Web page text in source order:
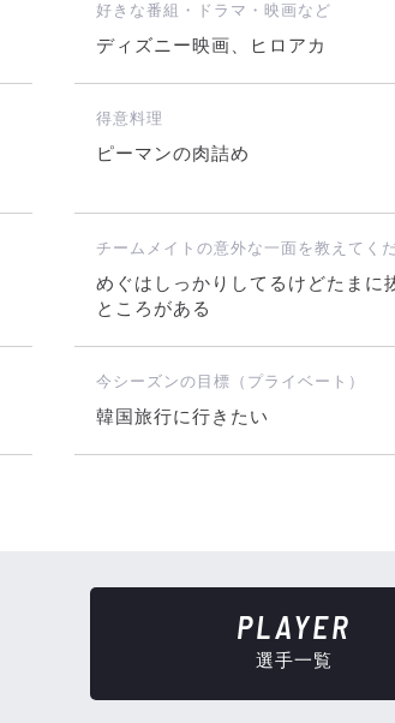
好きな番組・ドラマ・映画など
ディズニー映画、ヒロアカ
得意料理
ピーマンの肉詰め
チームメイトの意外な一面を教えてくだ
めぐはしっかりしてるけどたまに
ところがある
今シーズンの目標（プライベート）
韓国旅行に行きたい
PLAYER
選手一覧